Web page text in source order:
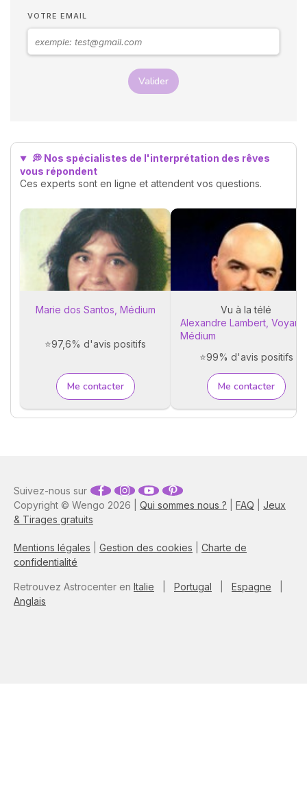
ensemble les messages
possibles derrière ces
rêves.
VOTRE EMAIL
Valider
💭 Nos spécialistes de l'interprétation des rêves
vous répondent
Ces experts sont en ligne et attendent vos questions.
Marie dos Santos, Médium
⭐97,6% d'avis positifs
Me contacter
Vu à la télé
Alexandre Lambert, Voyant
Médium
⭐99% d'avis positifs
Me contacter
Copyright © Wengo 2026 | Qui sommes nous ? FAQ
Jeux
& Tirages gratuits
Mentions légales Gestion des cookies
Charte de
confidentialité
Suivez-nous sur
Retrouvez Astrocenter en Italie Portugal Espagne
Anglais